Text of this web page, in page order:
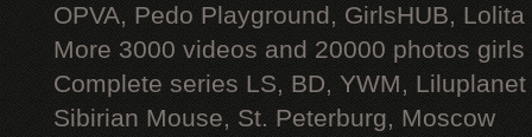
OPVA, Pedo Playground, GirlsHUB, Lolita
More 3000 videos and 20000 photos
Complete series LS, BD, YWM, Liluplanet
Sibirian Mouse, St. Peterburg, Moscow